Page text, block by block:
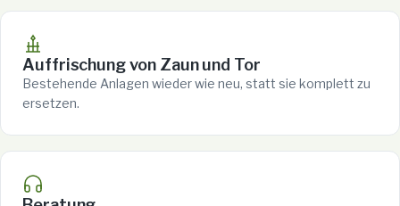
Auffrischung von Zaun und Tor
Bestehende Anlagen wieder wie neu, statt sie komplett zu
ersetzen.